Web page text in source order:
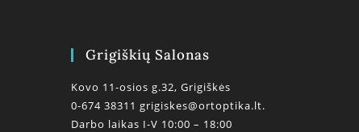
Grigiškių Salonas
Kovo 11-osios g.32, Grigiškės
0-674 38311 grigiskes@ortoptika.lt.
Darbo laikas I-V 10:00 – 18:00